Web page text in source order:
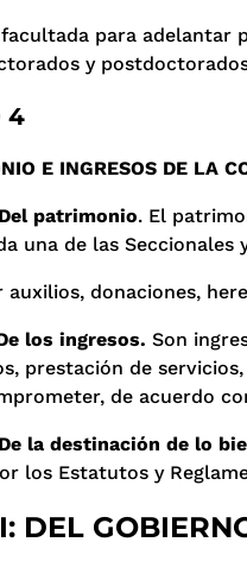
para adelantar
y
4
E INGRESOS DE LA
patrimonio. El
una de las
auxilios, donaciones,
los ingresos. Son
prestación de
de acuerdo
la destinación de lo
los Estatutos y
DEL